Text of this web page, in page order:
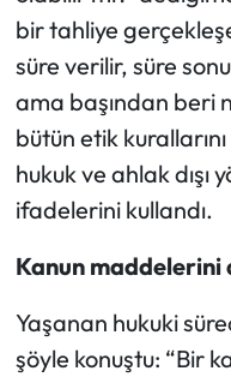
bir tahliye
süre verilir, süre
ama başından beri
bütün etik
hukuk ve ahlak dışı
ifadelerini kullandı.
Kanun maddelerini
Yaşanan hukuki
şöyle konuştu: “Bir